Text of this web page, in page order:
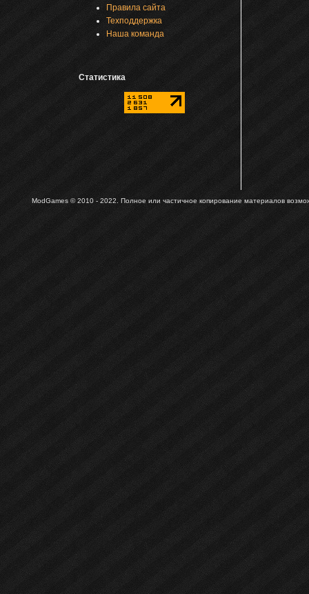
Правила сайта
Техподдержка
Наша команда
Статистика
ModGames © 2010 - 2022. Полное или частичное копирование материалов